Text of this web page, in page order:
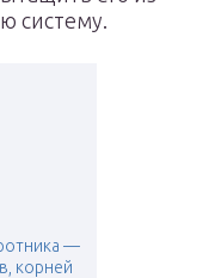
систему.
—
корней